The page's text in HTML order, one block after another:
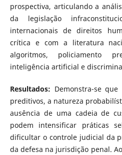
prospectiva, articulando a
da legislação
internacionais de direitos
crítica e com a literatura
algoritmos, policiamento
inteligência artificial e
Resultados: Demonstra-se
preditivos, a natureza
ausência de uma cadeia de
podem intensificar práticas
dificultar o controle judicial da
da defesa na jurisdição penal.